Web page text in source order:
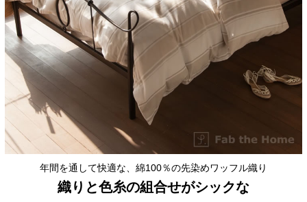
年間を通して快適な、綿100％の先染めワッフル織り
織りと色糸の組合せがシックな